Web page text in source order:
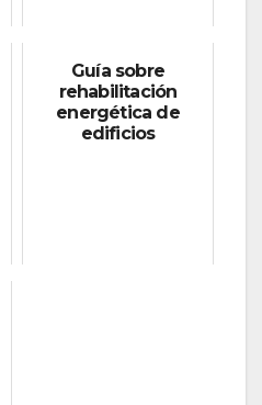
Guía sobre
rehabilitación
energética de
edificios